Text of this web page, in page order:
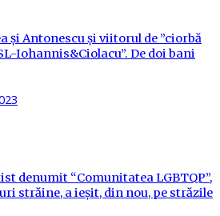
și Antonescu și viitorul de ”ciorbă
Iohannis&Ciolacu”. De doi bani
denumit “Comunitatea LGBTQP”,
străine, a ieșit, din nou, pe străzile